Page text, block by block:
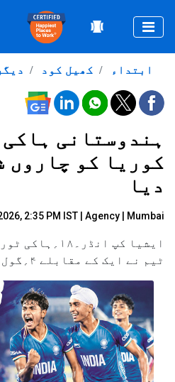
دیگر کھیل کود ابتداء
ہندوستانی
کوریا کو چاروں
دیا
2:35 PM IST | Agency | Mumbai
ایشیا کپ
ٹیم نے ایک کے مقابلے ۴؍گول سے کامیابی حاصل کی۔